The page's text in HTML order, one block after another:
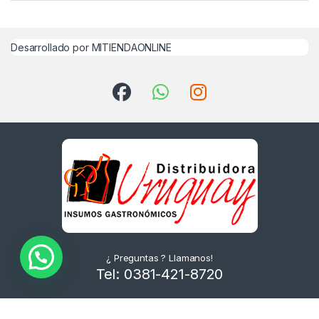
Desarrollado por MITIENDAONLINE
¿ Preguntas ? Llamanos!
Tel: 0381-421-8720